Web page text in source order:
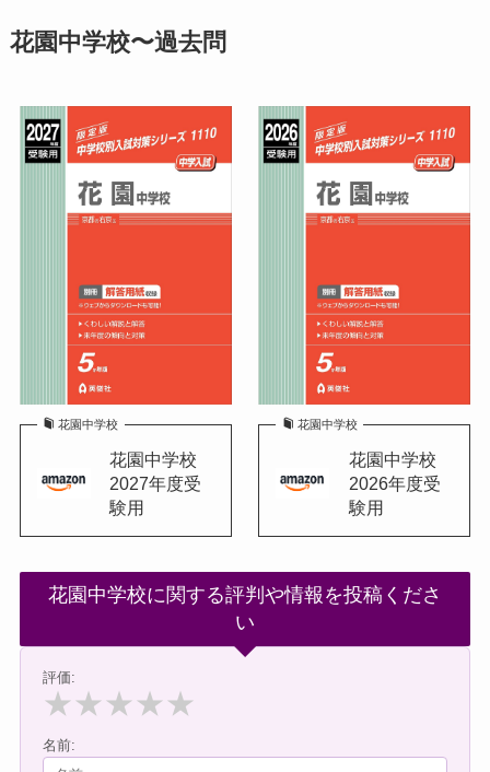
花園中学校〜過去問
花園中学校
花園中学校
2027年度受
験用
花園中学校
花園中学校
2026年度受
験用
花園中学校に関する評判や情報を投稿くださ
い
評価:
★★★★★
名前: